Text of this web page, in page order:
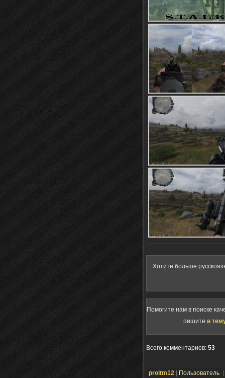
Хотите больше
Помогите нам в поиске
пишите в
Всего комментариев: 53
proitm12 Пользователь